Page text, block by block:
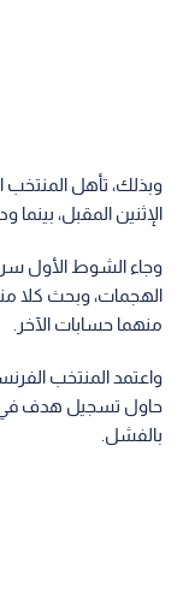
وبذلك، تأهل المنتخب
الإثنين المقبل،
وجاء الشوط الأول
الهجمات، وبحث كلا
منهما حسابات الآخر.
واعتمد المنتخب
حاول تسجيل هدف في
بالفشل.